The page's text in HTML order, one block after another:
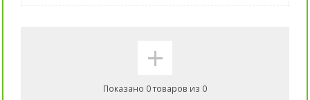
+
Показано 0 товаров из 0